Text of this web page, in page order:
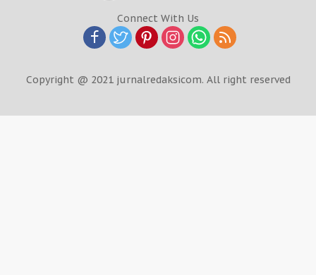
Connect With Us
Copyright @ 2021 jurnalredaksicom. All right reserved